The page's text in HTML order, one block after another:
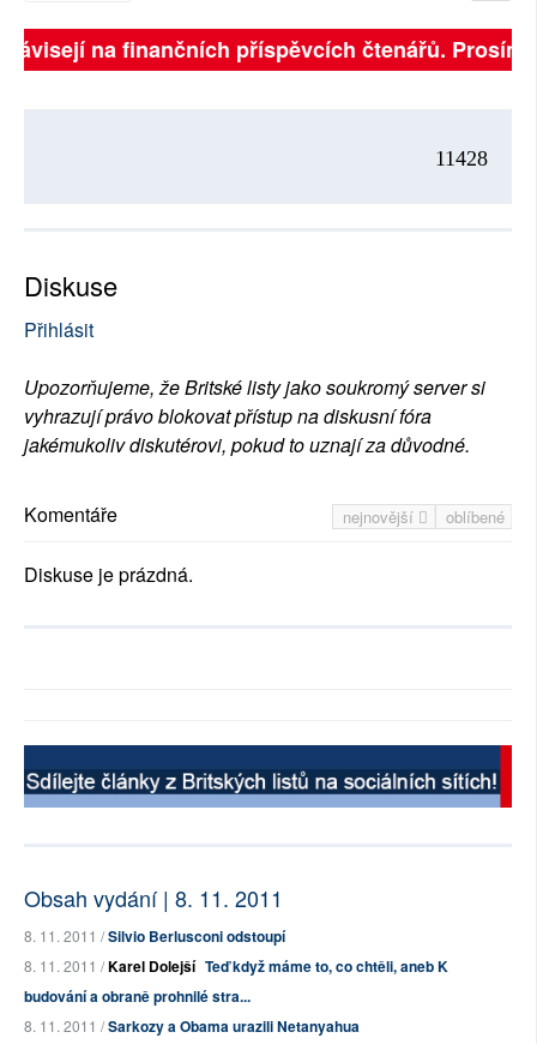
na finančních příspěvcích čtenářů.
11428
Diskuse
Přihlásit
Upozorňujeme, že Britské listy jako soukromý server si
vyhrazují právo blokovat přístup na diskusní fóra
jakémukoliv diskutérovi, pokud to uznají za důvodné.
nejnovější oblíbené
Komentáře
Diskuse je prázdná.
Obsah vydání | 8. 11. 2011
8. 11. 2011 /Silvio Berlusconi odstoupí
8. 11. 2011 /Karel Dolejší Teď když máme to, co chtěli, aneb K
budování a obraně prohnilé stra...
8. 11. 2011 /Sarkozy a Obama urazili Netanyahua